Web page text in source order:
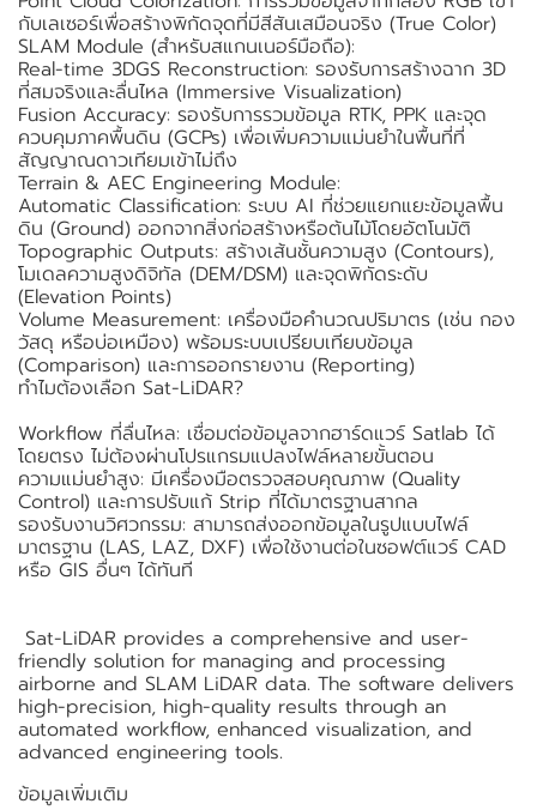
กับเลเซอร์เพื่อสร้างพิกัดจุดที่มีสีสันเสมือนจริง (True Color)
SLAM Module (สำหรับสแกนเนอร์มือถือ):
Real-time 3DGS Reconstruction: รองรับการสร้างฉาก 3D
ที่สมจริงและลื่นไหล (Immersive Visualization)
Fusion Accuracy: รองรับการรวมข้อมูล RTK, PPK และจุด
ควบคุมภาคพื้นดิน (GCPs) เพื่อเพิ่มความแม่นยำในพื้นที่ที่
สัญญาณดาวเทียมเข้าไม่ถึง
Terrain & AEC Engineering Module:
Automatic Classification: ระบบ AI ที่ช่วยแยกแยะข้อมูลพื้น
ดิน (Ground) ออกจากสิ่งก่อสร้างหรือต้นไม้โดยอัตโนมัติ
Topographic Outputs: สร้างเส้นชั้นความสูง (Contours),
โมเดลความสูงดิจิทัล (DEM/DSM) และจุดพิกัดระดับ
(Elevation Points)
Volume Measurement: เครื่องมือคำนวณปริมาตร (เช่น กอง
วัสดุ หรือบ่อเหมือง) พร้อมระบบเปรียบเทียบข้อมูล
(Comparison) และการออกรายงาน (Reporting)
ทำไมต้องเลือก Sat-LiDAR?
Workflow ที่ลื่นไหล: เชื่อมต่อข้อมูลจากฮาร์ดแวร์ Satlab ได้
โดยตรง ไม่ต้องผ่านโปรแกรมแปลงไฟล์หลายขั้นตอน
ความแม่นยำสูง: มีเครื่องมือตรวจสอบคุณภาพ (Quality
Control) และการปรับแก้ Strip ที่ได้มาตรฐานสากล
รองรับงานวิศวกรรม: สามารถส่งออกข้อมูลในรูปแบบไฟล์
มาตรฐาน (LAS, LAZ, DXF) เพื่อใช้งานต่อในซอฟต์แวร์ CAD
หรือ GIS อื่นๆ ได้ทันที
Sat-LiDAR provides a comprehensive and user-
friendly solution for managing and processing
airborne and SLAM LiDAR data. The software delivers
high-precision, high-quality results through an
automated workflow, enhanced visualization, and
advanced engineering tools.
ข้อมูลเพิ่มเติม